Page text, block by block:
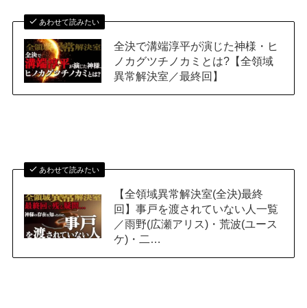
あわせて読みたい
全決で溝端淳平が演じた神様・ヒ
ノカグツチノカミとは?【全領域
異常解決室／最終回】
あわせて読みたい
【全領域異常解決室(全決)最終
回】事戸を渡されていない人一覧
／雨野(広瀬アリス)・荒波(ユース
ケ)・二…